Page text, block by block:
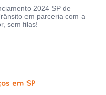
2024 SP de
em parceria com a
sem filas!
em SP